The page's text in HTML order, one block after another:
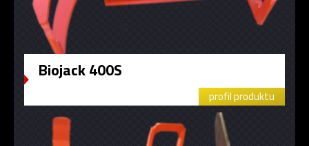
Biojack 400S
profil produktu